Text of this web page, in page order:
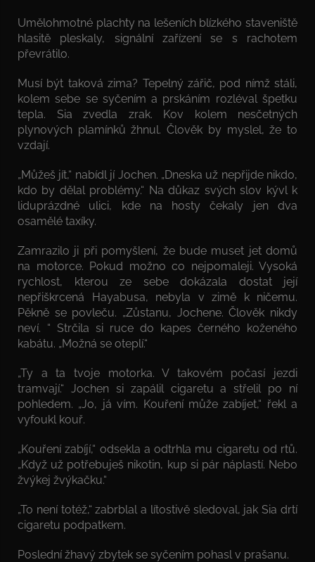
Umělohmotné plachty na lešeních blízkého staveniště
hlasitě pleskaly, signální zařízení se s rachotem
převrátilo.
Musí být taková zima? Tepelný zářič, pod nímž stáli,
kolem sebe se syčením a prskáním rozléval špetku
tepla. Sia zvedla zrak. Kov kolem nesčetných
plynových plamínků žhnul. Člověk by myslel, že to
vzdají.
„Můžeš jít,“ nabídl jí Jochen. „Dneska už nepřijde nikdo,
kdo by dělal problémy.“ Na důkaz svých slov kývl k
liduprázdné ulici, kde na hosty čekaly jen dva
osamělé taxíky.
Zamrazilo ji při pomyšlení, že bude muset jet domů
na motorce. Pokud možno co nejpomaleji. Vysoká
rychlost, kterou ze sebe dokázala dostat její
nepřiškrcená Hayabusa, nebyla v zimě k ničemu.
Pěkně se povleču. „Zůstanu, Jochene. Člověk nikdy
neví. “ Strčila si ruce do kapes černého koženého
kabátu. „Možná se oteplí.“
„Ty a ta tvoje motorka. V takovém počasí jezdi
tramvají.“ Jochen si zapálil cigaretu a střelil po ní
pohledem. „Jo, já vím. Kouření může zabíjet,“ řekl a
vyfoukl kouř.
„Kouření zabíjí,“ odsekla a odtrhla mu cigaretu od rtů.
„Když už potřebuješ nikotin, kup si pár náplastí. Nebo
žvýkej žvýkačku.“
„To není totéž,“ zabrblal a lítostivě sledoval, jak Sia drtí
cigaretu podpatkem.
Poslední žhavý zbytek se syčením pohasl v prašanu.